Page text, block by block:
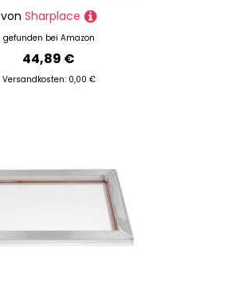
von Sharplace
gefunden bei Amazon
44,89 €
Versandkosten: 0,00 €